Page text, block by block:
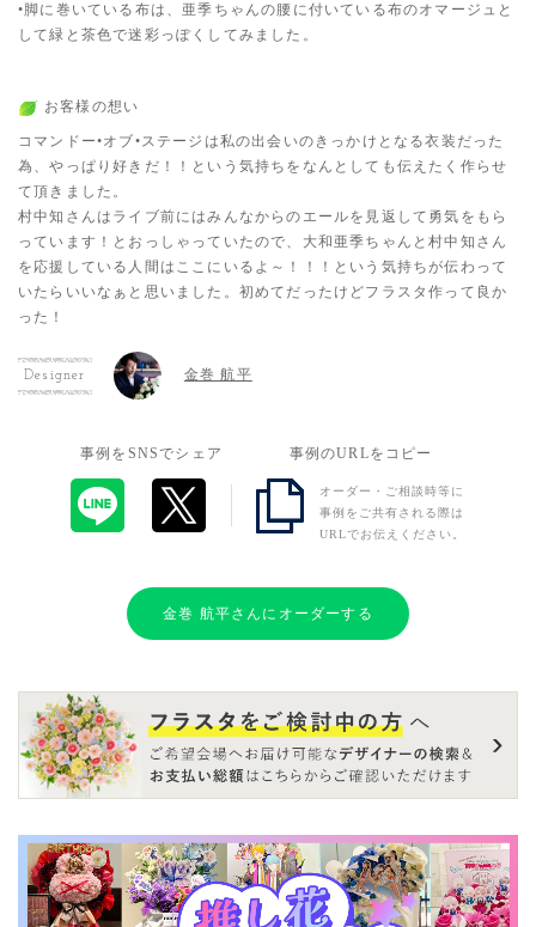
•脚に巻いている布は、亜季ちゃんの腰に付いている布のオマージュと
して緑と茶色で迷彩っぽくしてみました。
お客様の想い
コマンドー•オブ•ステージは私の出会いのきっかけとなる衣装だった
為、やっぱり好きだ！！という気持ちをなんとしても伝えたく作らせ
て頂きました。
村中知さんはライブ前にはみんなからのエールを見返して勇気をもら
っています！とおっしゃっていたので、大和亜季ちゃんと村中知さん
を応援している人間はここにいるよ～！！！という気持ちが伝わって
いたらいいなぁと思いました。初めてだったけどフラスタ作って良か
った！
Designer 金巻 航平
事例をSNSでシェア 事例のURLをコピー
オーダー・ご相談時等に
事例をご共有される際は
URLでお伝えください。
金巻 航平さんにオーダーする